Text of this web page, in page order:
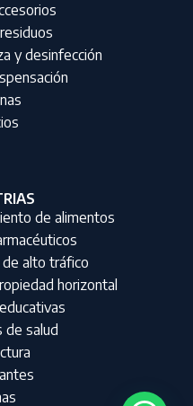
y desinfección
de alimentos
alto tráfico
horizontal
de salud